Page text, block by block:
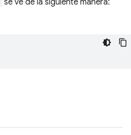
se ve de la siguiente manera: